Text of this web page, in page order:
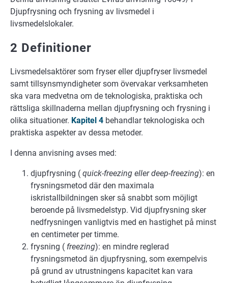
Djupfrysning och frysning av livsmedel i
livsmedelslokaler.
2 Definitioner
Livsmedelsaktörer som fryser eller djupfryser livsmedel
samt tillsynsmyndigheter som övervakar verksamheten
ska vara medvetna om de teknologiska, praktiska och
rättsliga skillnaderna mellan djupfrysning och frysning i
olika situationer. Kapitel 4 behandlar teknologiska och
praktiska aspekter av dessa metoder.
I denna anvisning avses med:
djupfrysning ( quick-freezing eller deep-freezing): en
frysningsmetod där den maximala
iskristallbildningen sker så snabbt som möjligt
beroende på livsmedelstyp. Vid djupfrysning sker
nedfrysningen vanligtvis med en hastighet på minst
en centimeter per timme.
frysning ( freezing): en mindre reglerad
frysningsmetod än djupfrysning, som exempelvis
på grund av utrustningens kapacitet kan vara